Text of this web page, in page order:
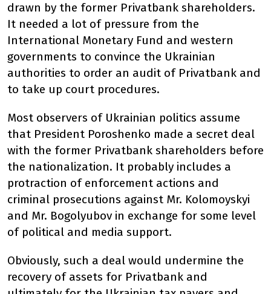
drawn by the former Privatbank shareholders.
It needed a lot of pressure from the
International Monetary Fund and western
governments to convince the Ukrainian
authorities to order an audit of Privatbank and
to take up court procedures.
Most observers of Ukrainian politics assume
that President Poroshenko made a secret deal
with the former Privatbank shareholders before
the nationalization. It probably includes a
protraction of enforcement actions and
criminal prosecutions against Mr. Kolomoyskyi
and Mr. Bogolyubov in exchange for some level
of political and media support.
Obviously, such a deal would undermine the
recovery of assets for Privatbank and